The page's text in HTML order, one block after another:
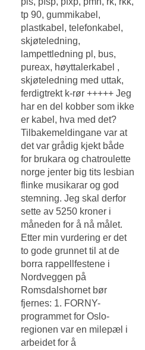
tp 90, gummikabel,
plastkabel, telefonkabel,
skjøteledning,
lampettledning pl, bus,
pureax, høyttalerkabel ,
skjøteledning med uttak,
ferdigtrekt k-rør +++++ Jeg
har en del kobber som ikke
er kabel, hva med det?
Tilbakemeldingane var at
det var grådig kjekt både
for brukara og chatroulette
norge jenter big tits lesbian
flinke musikarar og god
stemning. Jeg skal derfor
sette av 5250 kroner i
måneden for å nå målet.
Etter min vurdering er det
to gode grunnet til at de
borra rappellfestene i
Nordveggen på
Romsdalshornet bør
fjernes: 1. FORNY-
programmet for Oslo-
regionen var en milepæl i
arbeidet for å